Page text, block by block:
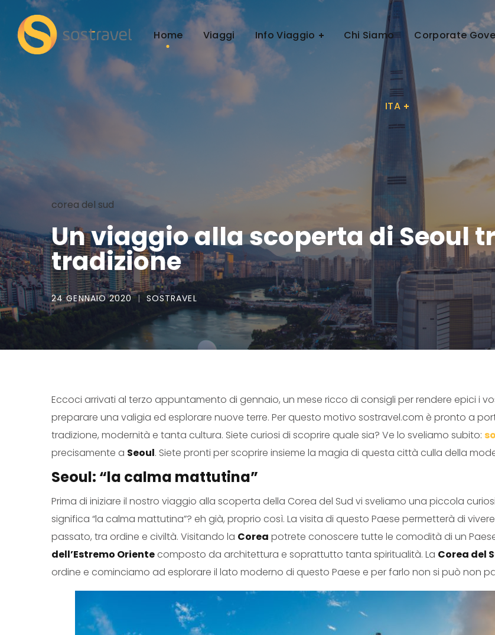
Home Viaggi Info Viaggio Chi Siamo Corporate
ITA
ITA
corea del sud
Un viaggio alla scoperta di Seoul
tradizione
24 GENNAIO 2020 SOSTRAVEL
Eccoci arrivati al terzo appuntamento di gennaio, un mese ricco di consigli per rendere epici i
preparare una valigia ed esplorare nuove terre. Per questo motivo sostravel.com è pronto a
tradizione, modernità e tanta cultura. Siete curiosi di scoprire quale sia? Ve lo sveliamo subito:
precisamente a Seoul. Siete pronti per scoprire insieme la magia di questa città culla della
Seoul: “la calma mattutina”
Prima di iniziare il nostro viaggio alla scoperta della Corea del Sud vi sveliamo una piccola
significa “la calma mattutina”? eh già, proprio così. La visita di questo Paese permetterà di
passato, tra ordine e civiltà. Visitando la Corea potrete conoscere tutte le comodità di un
dell’Estremo Oriente composto da architettura e soprattutto tanta spiritualità. La Corea del
ordine e cominciamo ad esplorare il lato moderno di questo Paese e per farlo non si può non